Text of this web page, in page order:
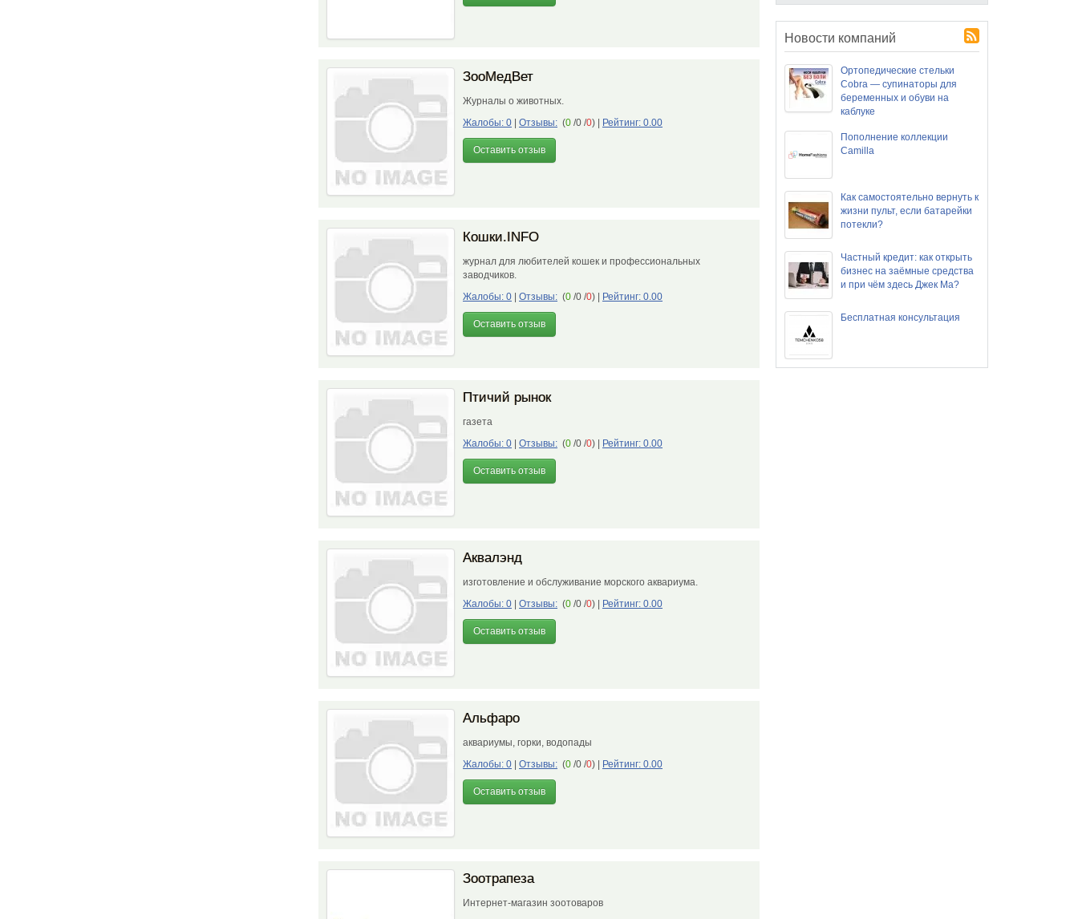
ЗооМедВет
Журналы о животных.
Жалобы: 0
Отзывы: (0 /0 /0) Рейтинг: 0.00
Оставить отзыв
Кошки.INFO
журнал для любителей кошек и профессиональных
заводчиков.
Жалобы: 0
Отзывы: (0 /0 /0) Рейтинг: 0.00
Оставить отзыв
Птичий рынок
газета
Жалобы: 0
Отзывы: (0 /0 /0) Рейтинг: 0.00
Оставить отзыв
Аквалэнд
изготовление и обслуживание морского аквариума.
Жалобы: 0
Отзывы: (0 /0 /0) Рейтинг: 0.00
Оставить отзыв
Альфаро
аквариумы, горки, водопады
Жалобы: 0
Отзывы: (0 /0 /0) Рейтинг: 0.00
Оставить отзыв
Зоотрапеза
Интернет-магазин зоотоваров
Новости компаний
Ортопедические стельки
Cobra — супинаторы для
беременных и обуви на
каблуке
Пополнение коллекции
Camilla
Как самостоятельно вернуть к
жизни пульт, если батарейки
потекли?
Частный кредит: как открыть
бизнес на заёмные средства
и при чём здесь Джек Ма?
Бесплатная консультация